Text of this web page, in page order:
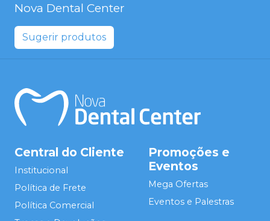
Nova Dental Center
Sugerir produtos
Central do Cliente
Institucional
Política de Frete
Política Comercial
Promoções e
Eventos
Mega Ofertas
Eventos e Palestras